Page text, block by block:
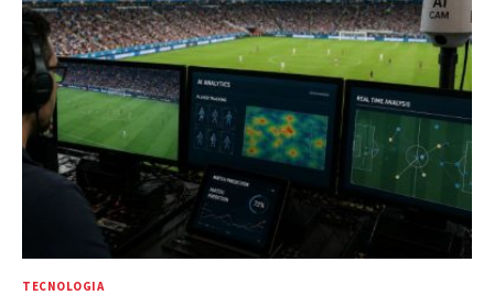
TECNOLOGIA